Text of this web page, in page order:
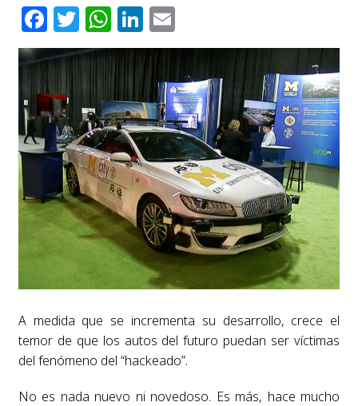
Facebook
Twitter
WhatsApp
LinkedIn
Email
A medida que se incrementa su desarrollo, crece el
temor de que los autos del futuro puedan ser víctimas
del fenómeno del “hackeado”.
No es nada nuevo ni novedoso. Es más, hace mucho